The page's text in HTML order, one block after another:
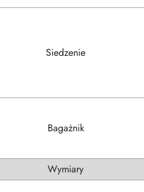
Siedzenie
Bagażnik
Wymiary